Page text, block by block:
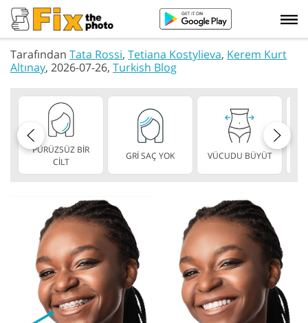
Tarafından Tata Rossi, Tetiana Kostylieva, Kerem Kurt
Altınay, 2026-07-26, Turkish Blog
PÜRÜZSÜZ BİR
CİLT
GRİ SAÇ YOK VÜCUDU BÜYÜT